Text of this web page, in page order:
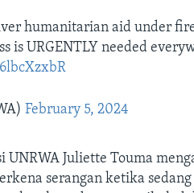
humanitarian aid under
is URGENTLY needed
February 5, 2024
Juliette Touma
serangan ketika